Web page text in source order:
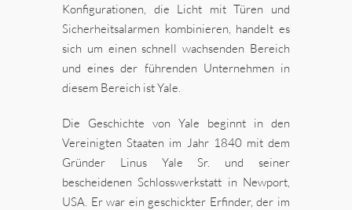
Konfigurationen, die Licht mit Türen und
Sicherheitsalarmen kombinieren, handelt es
sich um einen schnell wachsenden Bereich
und eines der führenden Unternehmen in
diesem Bereich ist Yale.
Die Geschichte von Yale beginnt in den
Vereinigten Staaten im Jahr 1840 mit dem
Gründer Linus Yale Sr. und seiner
bescheidenen Schlosswerkstatt in Newport,
USA. Er war ein geschickter Erfinder, der im